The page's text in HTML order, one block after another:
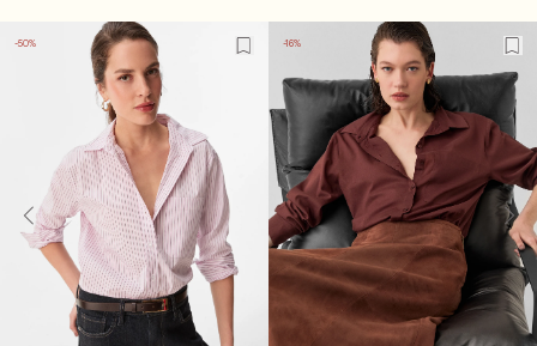
-50% -16%